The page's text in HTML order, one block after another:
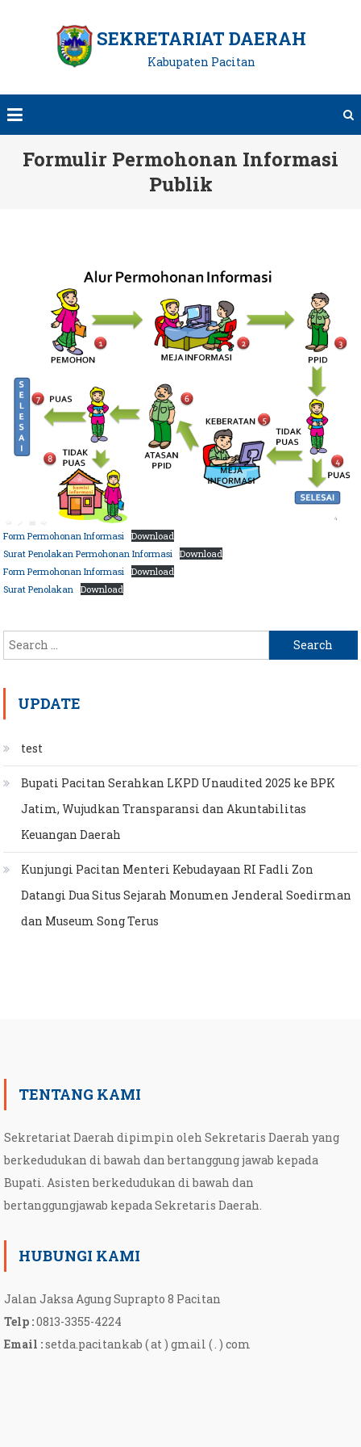
SEKRETARIAT DAERAH
Kabupaten Pacitan
Formulir Permohonan Informasi
Publik
Form Permohonan Informasi
Download
Surat Penolakan Permohonan Informasi
Download
Form Permohonan Informasi
Download
Surat Penolakan
Download
Search
for:
UPDATE
test
Bupati Pacitan Serahkan LKPD Unaudited 2025 ke BPK
Jatim, Wujudkan Transparansi dan Akuntabilitas
Keuangan Daerah
Kunjungi Pacitan Menteri Kebudayaan RI Fadli Zon
Datangi Dua Situs Sejarah Monumen Jenderal Soedirman
dan Museum Song Terus
TENTANG KAMI
Sekretariat Daerah dipimpin oleh Sekretaris Daerah yang
berkedudukan di bawah dan bertanggung jawab kepada
Bupati. Asisten berkedudukan di bawah dan
bertanggungjawab kepada Sekretaris Daerah.
HUBUNGI KAMI
Jalan Jaksa Agung Suprapto 8 Pacitan
Telp :0813-3355-4224
Email :setda.pacitankab ( at ) gmail ( . ) com